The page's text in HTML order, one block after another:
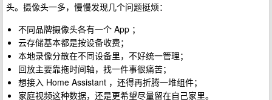
头。摄像头一多，慢慢发现几个问题挺烦：
不同品牌摄像头各有一个 App ；
云存储基本都是按设备收费；
本地录像分散在不同设备里，不好统一管理；
回放主要靠拖时间轴，找一件事很痛苦；
想接入 Home Assistant ，还得再折腾一堆组件；
家庭视频这种数据，还是更希望尽量留在自己家里。